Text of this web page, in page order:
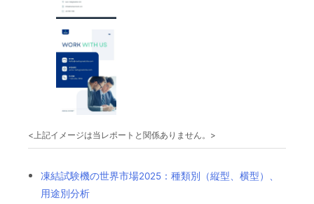
<上記イメージは当レポートと関係ありません。>
凍結試験機の世界市場2025：種類別（縦型、横型）、
用途別分析